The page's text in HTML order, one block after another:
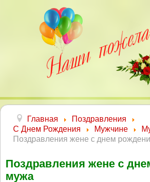
Главная
Поздравления
С Днем Рождения
Мужчине
Поздравления жене с днем
Поздравления жене с
мужа